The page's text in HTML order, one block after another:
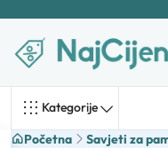
Kategorije
Početna
Savjeti za